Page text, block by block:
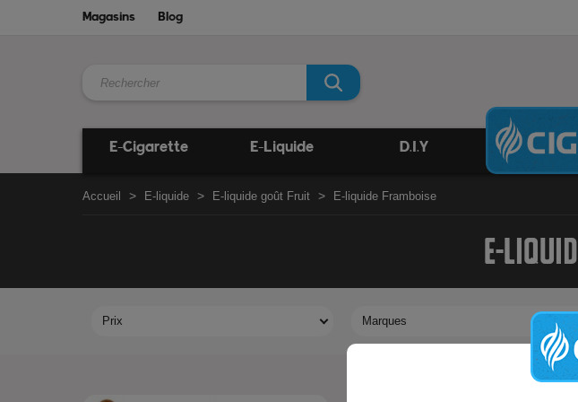
Magasins Blog
E-Cigarette E-Liquide D.I.Y
Accueil E-liquide E-liquide goût Fruit E-liquide Framboise
E-
Prix Marques